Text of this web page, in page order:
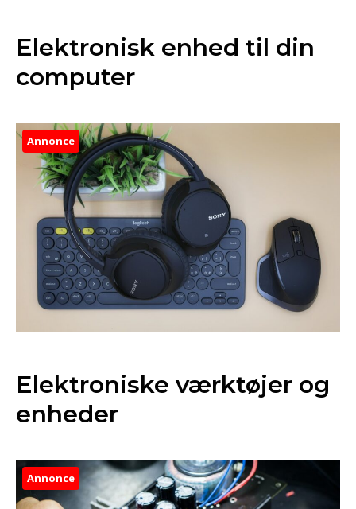
Elektronisk enhed til din
computer
Annonce
Elektroniske værktøjer og
enheder
Annonce